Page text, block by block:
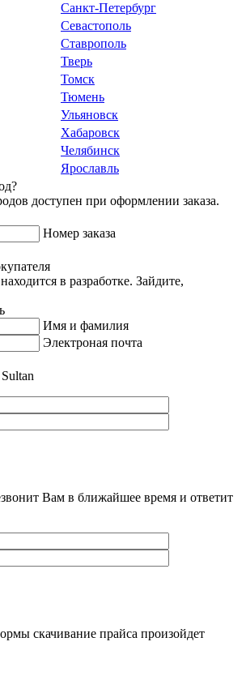
Санкт-Петербург
Севастополь
Ставрополь
Тверь
Томск
Тюмень
Ульяновск
Хабаровск
Челябинск
Ярославль
доступен при оформлении заказа.
Номер заказа
в разработке. Зайдите,
Имя и фамилия
Электроная почта
Вам в ближайшее время и ответит
скачивание прайса произойдет